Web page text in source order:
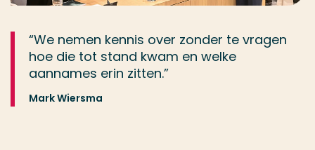
“We nemen kennis over zonder te vragen
hoe die tot stand kwam en welke
aannames erin zitten.”
Mark Wiersma